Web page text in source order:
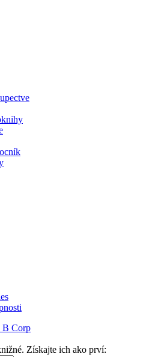
B Corp
Získajte ich ako prví: